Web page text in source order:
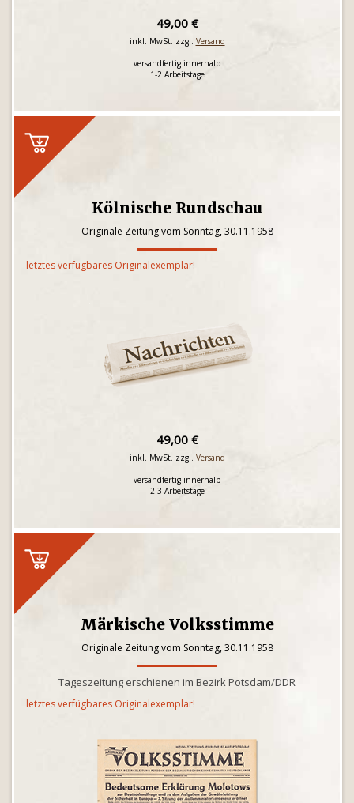
49,00 €
inkl. MwSt. zzgl. Versand
versandfertig innerhalb
1-2 Arbeitstage
Kölnische Rundschau
Originale Zeitung vom Sonntag, 30.11.1958
letztes verfügbares Originalexemplar!
49,00 €
inkl. MwSt. zzgl. Versand
versandfertig innerhalb
2-3 Arbeitstage
Märkische Volksstimme
Originale Zeitung vom Sonntag, 30.11.1958
Tageszeitung erschienen im Bezirk Potsdam/DDR
letztes verfügbares Originalexemplar!